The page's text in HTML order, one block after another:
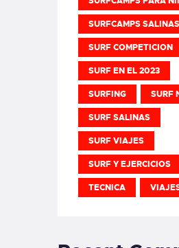
SURFCAMPS SALINAS
SURF COMPETICION
SURF EN EL 2023
SURFING SURF
SURF SALINAS
SURF VIAJES
SURF Y EJERCICIOS
TECNICA